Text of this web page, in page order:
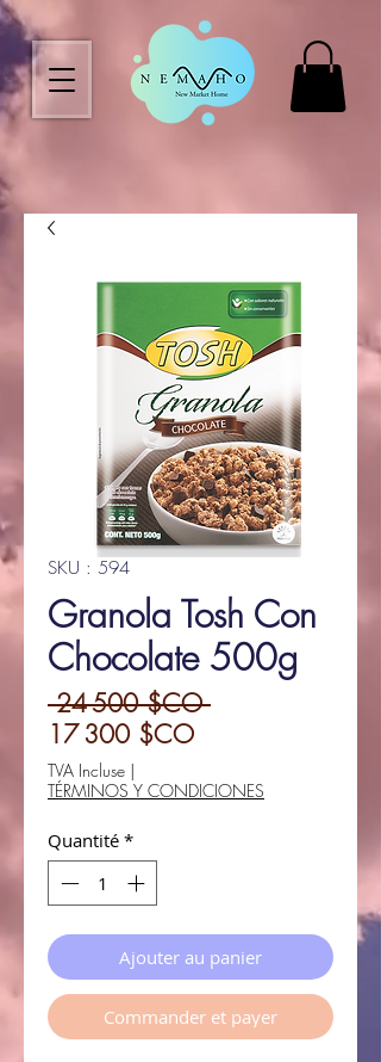
SKU : 594
Granola Tosh Con
Chocolate 500g
24 500 $CO Prix
17 300 $COPrix
TVA Incluse |
TÉRMINOS Y CONDICIONES
Quantité *
Ajouter au panier
Commander et payer